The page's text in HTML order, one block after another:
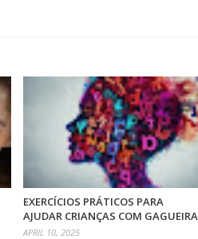
EXERCÍCIOS PRÁTICOS PARA
AJUDAR CRIANÇAS COM GAGUEIRA
APRIL 10, 2025